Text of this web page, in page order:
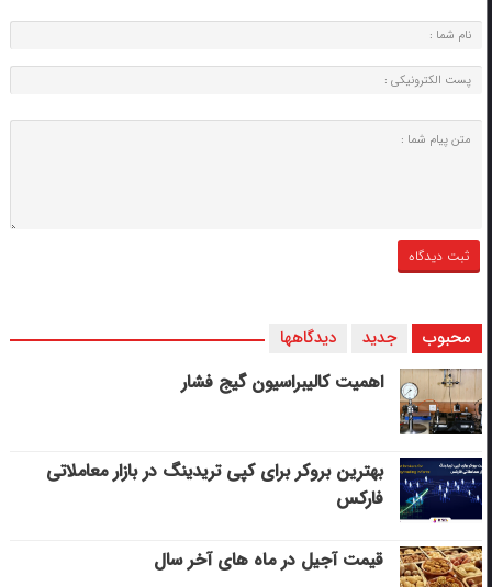
محبوب جدید دیدگاهها
اهمیت کالیبراسیون گیج فشار
بهترین بروکر برای کپی‌ تریدینگ در بازار معاملاتی
فارکس
قیمت آجیل در ماه های آخر سال